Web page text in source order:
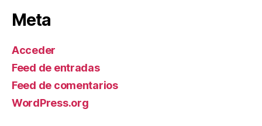
Meta
Acceder
Feed de entradas
Feed de comentarios
WordPress.org